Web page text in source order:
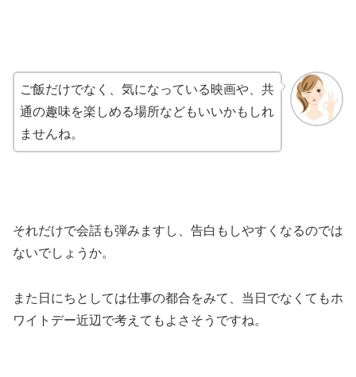
ご飯だけでなく、気になっている映画や、共
通の趣味を楽しめる場所などもいいかもしれ
ませんね。
それだけで会話も弾みますし、告白もしやすくなるのでは
ないでしょうか。
また日にちとしては仕事の都合をみて、当日でなくてもホ
ワイトデー近辺で考えてもよさそうですね。